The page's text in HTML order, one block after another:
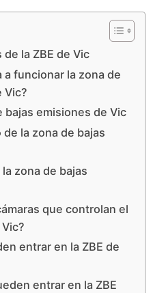
la ZBE de Vic
a funcionar la zona de
Vic?
bajas emisiones de Vic
la zona de bajas
zona de bajas
que controlan el
entrar en la ZBE de
entrar en la ZBE